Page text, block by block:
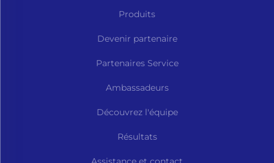
Produits
Devenir partenaire
Partenaires Service
Ambassadeurs
Découvrez l'équipe
Résultats